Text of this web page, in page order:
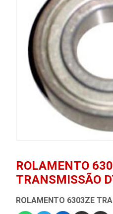
ROLAMENTO
TRANSMISSÃO
ROLAMENTO 6303ZE